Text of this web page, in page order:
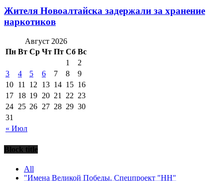
Жителя Новоалтайска задержали за хранение
наркотиков
Август 2026
Пн Вт Ср Чт Пт Сб Вс
« Июл
1
2
3
4 5 6 7 8
9
10 11 12 13 14 15 16
17 18 19 20 21 22 23
24 25 26 27 28 29 30
31
Block title
All
"Имена Великой Победы. Спецпроект "НН"